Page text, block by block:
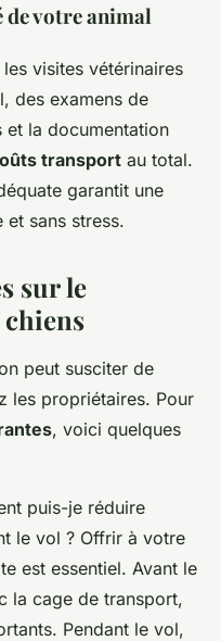
de votre animal
visites vétérinaires
des examens de
et la documentation
transport au total.
garantit une
sans stress.
sur le
peut susciter de
les propriétaires. Pour
, voici quelques
puis-je réduire
le vol ? Offrir à votre
est essentiel. Avant le
la cage de transport,
Pendant le vol,